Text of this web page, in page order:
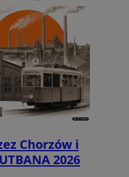
Chorzów i
2026